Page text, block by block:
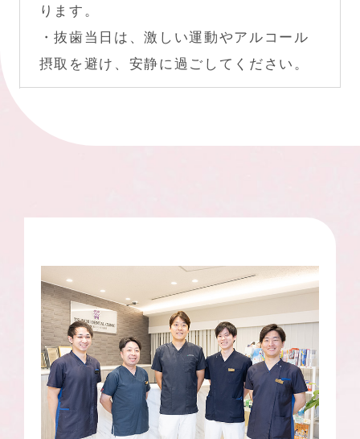
ります。
・抜歯当日は、激しい運動やアルコール
摂取を避け、安静に過ごしてください。